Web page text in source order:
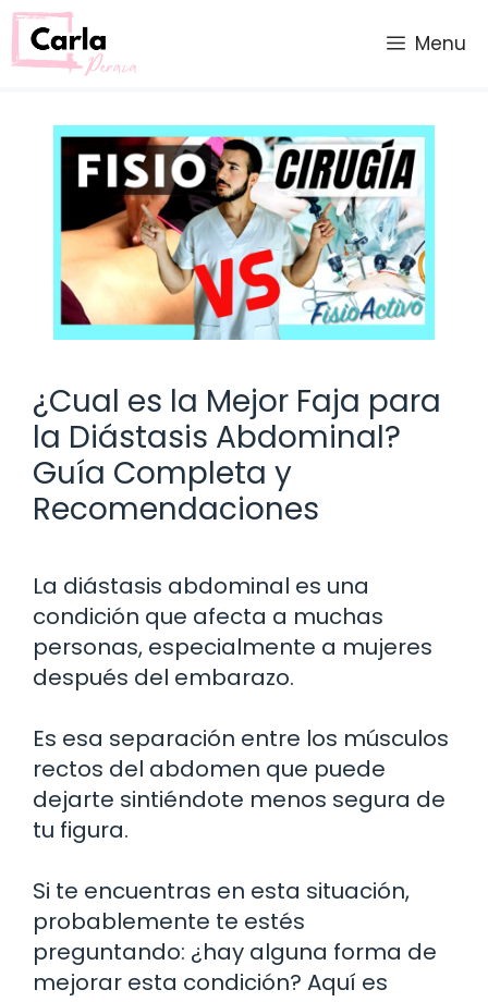
Saltar
al
contenido
Menu
¿Cual es la Mejor Faja para
la Diástasis Abdominal?
Guía Completa y
Recomendaciones
La diástasis abdominal es una
condición que afecta a muchas
personas, especialmente a mujeres
después del embarazo.
Es esa separación entre los músculos
rectos del abdomen que puede
dejarte sintiéndote menos segura de
tu figura.
Si te encuentras en esta situación,
probablemente te estés
preguntando: ¿hay alguna forma de
mejorar esta condición? Aquí es